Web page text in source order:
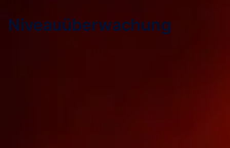
Niveauüberwachung